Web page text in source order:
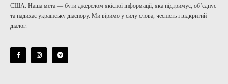
США. Наша мета — бути джерелом якісної інформації, яка підтримує, об’єднує
та надихає українську діаспору. Ми віримо у силу слова, чесність і відкритий
діалог.